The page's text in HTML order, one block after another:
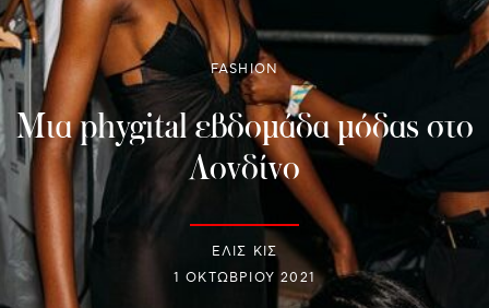
FASHION
Μια phygital εβδομάδα μόδας στο
Λονδίνο
ΕΛΙΣ ΚΙΣ
1 ΟΚΤΩΒΡΊΟΥ 2021